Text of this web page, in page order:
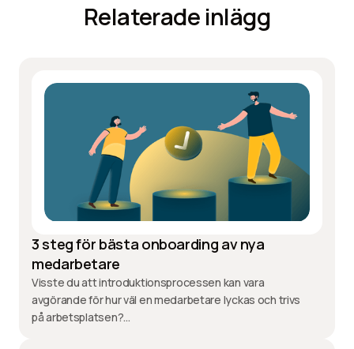
Relaterade inlägg
3 steg för bästa onboarding av nya
medarbetare
Visste du att introduktionsprocessen kan vara
avgörande för hur väl en medarbetare lyckas och trivs
på arbetsplatsen?...